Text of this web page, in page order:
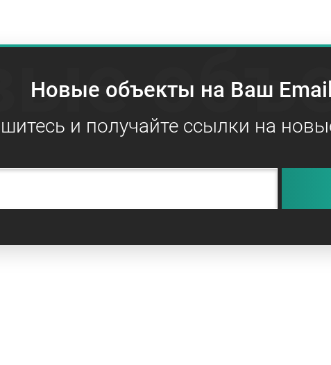
Новые объекты на Ваш Email
и получайте ссылки на